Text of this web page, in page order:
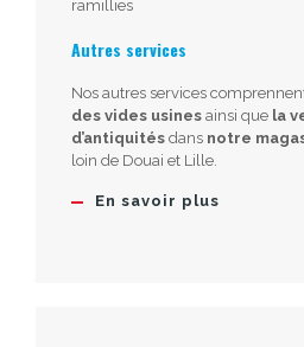
Autres services
Nos autres services
des vides usines ainsi que la
d’antiquités dans notre
loin de Douai et Lille.
En savoir plus